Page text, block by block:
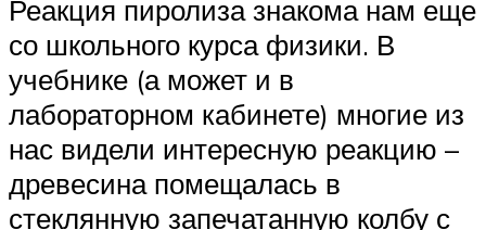
Реакция пиролиза знакома нам еще
со школьного курса физики. В
учебнике (а может и в
лабораторном кабинете) многие из
нас видели интересную реакцию –
древесина помещалась в
стеклянную запечатанную колбу с